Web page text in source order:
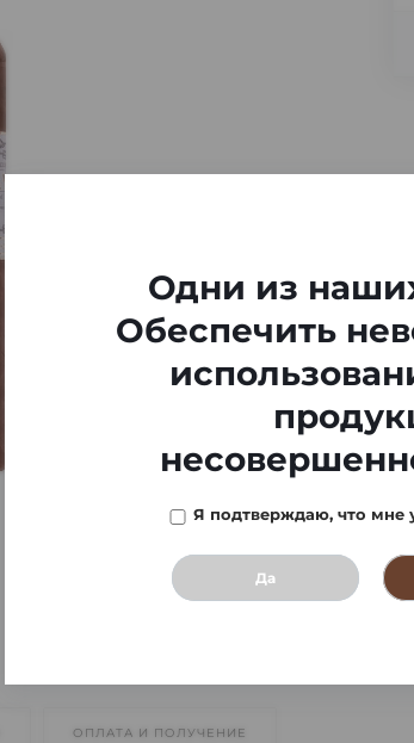
ОПЛАТА И ПОЛУЧЕНИЕ
Одни из
Обеспечить
Я подтверждаю, что мне
Да